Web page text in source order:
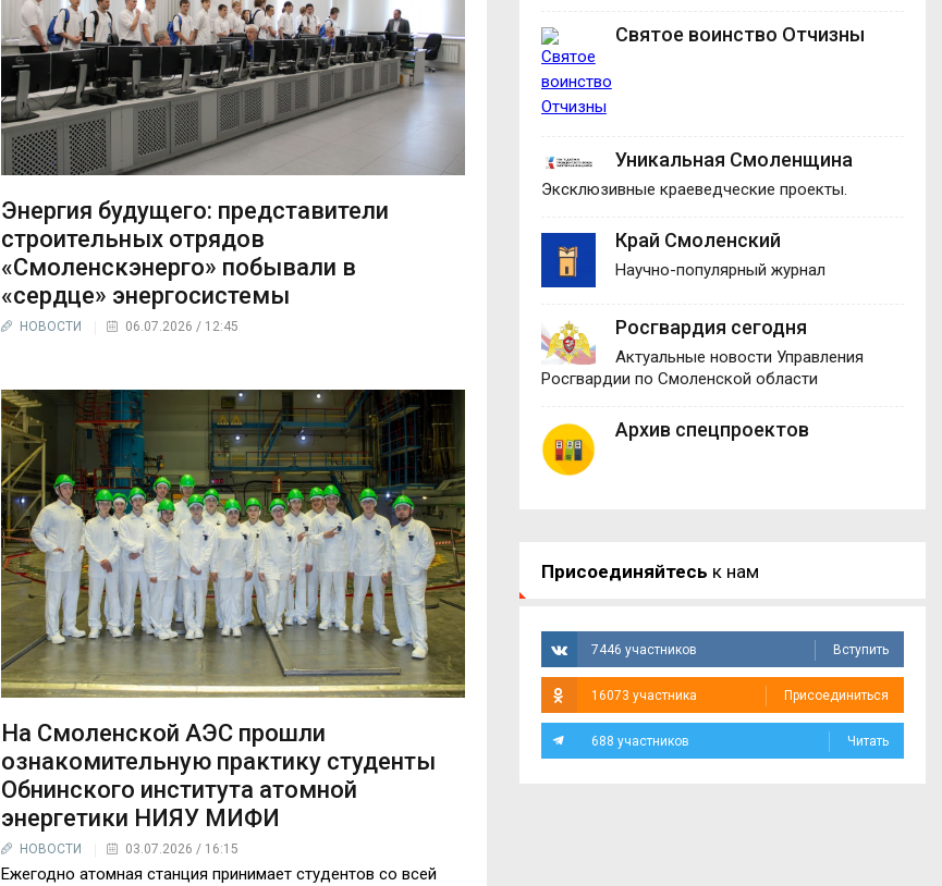
Энергия будущего: представители
строительных отрядов
«Смоленскэнерго» побывали в
«сердце» энергосистемы
НОВОСТИ 06.07.2026 / 12:45
На Смоленской АЭС прошли
ознакомительную практику студенты
Обнинского института атомной
энергетики НИЯУ МИФИ
НОВОСТИ 03.07.2026 / 16:15
Ежегодно атомная станция принимает студентов со всей
Святое воинство Отчизны
Уникальная Смоленщина
Эксклюзивные краеведческие проекты.
Край Смоленский
Научно-популярный журнал
Росгвардия сегодня
Актуальные новости Управления
Росгвардии по Смоленской области
Архив спецпроектов
Присоединяйтесь к нам
7446 участников Вступить
16073 участника Присоединиться
688 участников Читать